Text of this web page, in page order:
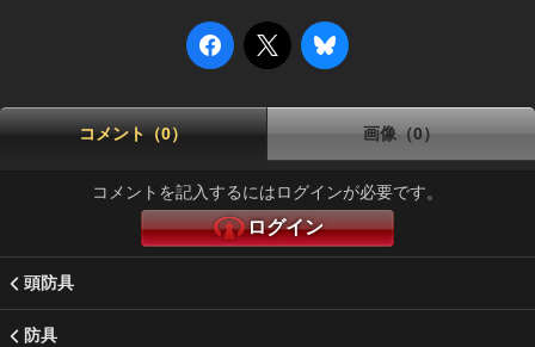
コメント（0） 画像（0）
コメントを記入するにはログインが必要です。
ログイン
頭防具
防具